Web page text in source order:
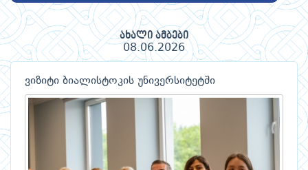
ახალი ამბები
08.06.2026
ვიზიტი ბიალისტოკის უნივერსიტეტში